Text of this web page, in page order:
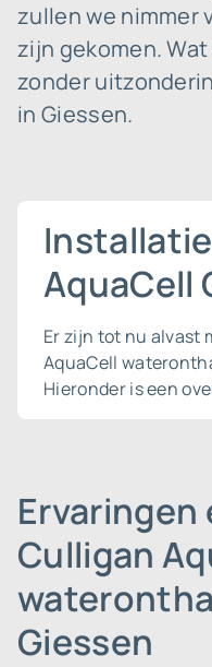
zullen we nimmer
zijn gekomen.
zonder
in Giessen.
AquaCell
Er zijn tot nu alvast
AquaCell
Hieronder is een
Ervaringen
Culligan
Giessen